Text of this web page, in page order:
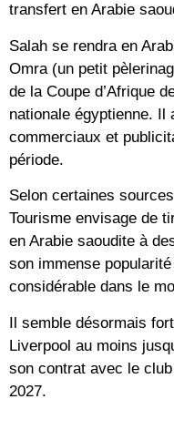
transfert en Arabie
Salah se rendra en
Omra (un petit
de la Coupe d’Afrique
nationale égyptienne. Il
commerciaux et
période.
Selon certaines
Tourisme envisage de
en Arabie saoudite à
son immense
considérable dans le
Il semble désormais
Liverpool au moins
son contrat avec le club
2027.